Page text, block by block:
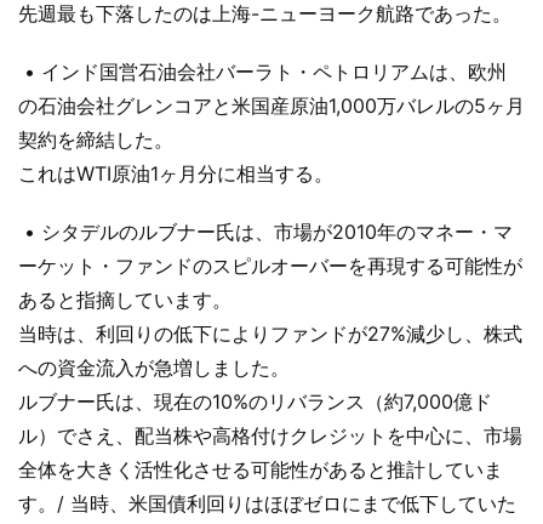
先週最も下落したのは上海-ニューヨーク航路であった。
• インド国営石油会社バーラト・ペトロリアムは、欧州
の石油会社グレンコアと米国産原油1,000万バレルの5ヶ月
契約を締結した。
これはWTI原油1ヶ月分に相当する。
• シタデルのルブナー氏は、市場が2010年のマネー・マ
ーケット・ファンドのスピルオーバーを再現する可能性が
あると指摘しています。
当時は、利回りの低下によりファンドが27%減少し、株式
への資金流入が急増しました。
ルブナー氏は、現在の10%のリバランス（約7,000億ド
ル）でさえ、配当株や高格付けクレジットを中心に、市場
全体を大きく活性化させる可能性があると推計していま
す。/ 当時、米国債利回りはほぼゼロにまで低下していた